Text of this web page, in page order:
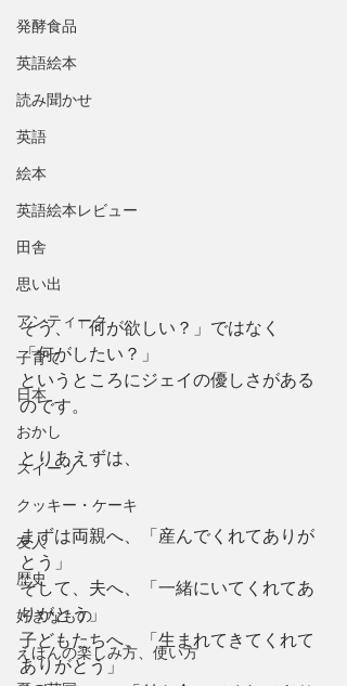
発酵食品
英語絵本
読み聞かせ
英語
絵本
英語絵本レビュー
田舎
思い出
アンティーク
子育て
日本
おかし
スイーツ
クッキー・ケーキ
友人
歴史
好きなもの
えほんの楽しみ方、使い方
そう、「何が欲しい？」ではなく
「何がしたい？」
というところにジェイの優しさがある
のです。
とりあえずは、
まずは両親へ、「産んでくれてありが
とう」
そして、夫へ、「一緒にいてくれてあ
りがとう」
子どもたちへ、「生まれてきてくれて
ありがとう」